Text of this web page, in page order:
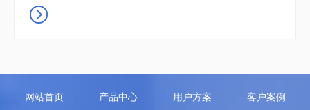
网站首页 产品中心 用户方案
客户案例